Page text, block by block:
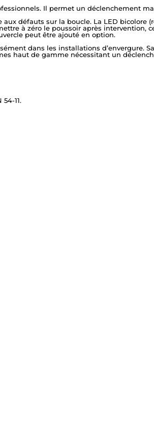
Il permet un déclenchement
défauts sur la boucle. La LED bicolore
à zéro le poussoir après intervention,
peut être ajouté en option.
dans les installations d’envergure.
haut de gamme nécessitant un
11.